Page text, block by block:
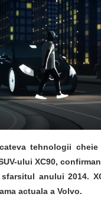
tehnologii
ului XC90,
anului 2014.
actuala a Volvo.